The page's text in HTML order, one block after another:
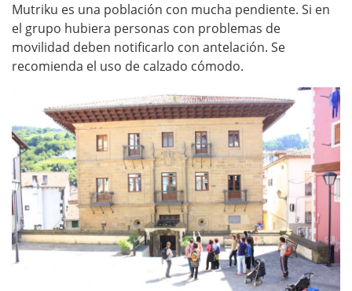
Mutriku es una población con mucha pendiente. Si en
el grupo hubiera personas con problemas de
movilidad deben notificarlo con antelación. Se
recomienda el uso de calzado cómodo.